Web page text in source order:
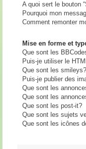
A quoi sert le bouton
Pourquoi mon
Comment remonter
Mise en forme et
Que sont les
Puis-je utiliser le
Que sont les smileys?
Puis-je publier des
Que sont les
Que sont les
Que sont les post-it?
Que sont les sujets
Que sont les icônes